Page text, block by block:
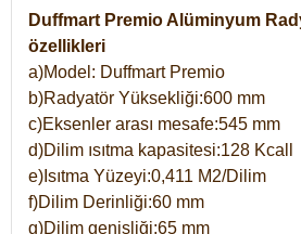
Duffmart Premio Alüminyum
özellikleri
a)Model: Duffmart Premio
b)Radyatör Yüksekliği:600 mm
c)Eksenler arası mesafe:545 mm
d)Dilim ısıtma kapasitesi:128 Kcall
e)Isıtma Yüzeyi:0,411 M2/Dilim
f)Dilim Derinliği:60 mm
g)Dilim genişliği:65 mm